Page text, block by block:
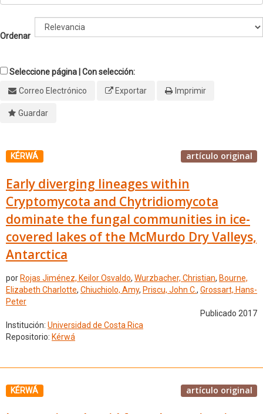
Ordenar
Seleccione página | Con selección:
Correo Electrónico
Exportar Imprimir
Guardar
KÉRWÁ artículo original
Early diverging lineages within
Cryptomycota and Chytridiomycota
dominate the fungal communities in ice-
covered lakes of the McMurdo Dry Valleys,
Antarctica
por Rojas Jiménez, Keilor Osvaldo, Wurzbacher, Christian, Bourne,
Elizabeth Charlotte, Chiuchiolo, Amy, Priscu, John C., Grossart, Hans-
Peter
Publicado 2017
Institución: Universidad de Costa Rica
Repositorio: Kérwá
KÉRWÁ artículo original